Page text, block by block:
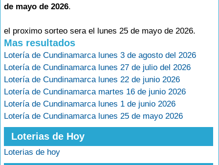
de mayo de 2026.
el proximo sorteo sera el lunes 25 de mayo de 2026.
Mas resultados
Lotería de Cundinamarca lunes 3 de agosto del 2026
Lotería de Cundinamarca lunes 27 de julio del 2026
Lotería de Cundinamarca lunes 22 de junio 2026
Lotería de Cundinamarca martes 16 de junio 2026
Lotería de Cundinamarca lunes 1 de junio 2026
Lotería de Cundinamarca lunes 25 de mayo 2026
Loterias de Hoy
Loterias de hoy